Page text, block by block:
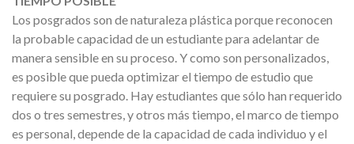
Los posgrados son de naturaleza plástica porque reconocen
la probable capacidad de un estudiante para adelantar de
manera sensible en su proceso. Y como son personalizados,
es posible que pueda optimizar el tiempo de estudio que
requiere su posgrado. Hay estudiantes que sólo han requerido
dos o tres semestres, y otros más tiempo, el marco de tiempo
es personal, depende de la capacidad de cada individuo y el